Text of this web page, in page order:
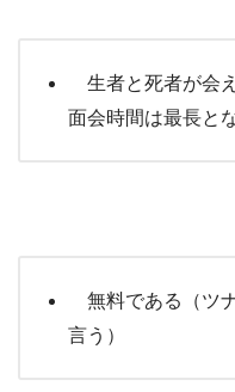
生者と死者が会
面会時間は最長と
無料である（ツ
言う）